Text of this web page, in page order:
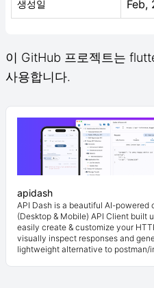
생성일 Feb,
이 GitHub 프로젝트는
사용합니다.
apidash
API Dash is a beautiful AI-
(Desktop & Mobile) API Client built
easily create & customize your
visually inspect responses and
lightweight alternative to postman/